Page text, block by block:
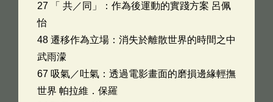
27 「 共／同」：作為後運動的實踐方案 呂佩
怡
48 遷移作為立場：消失於離散世界的時間之中
武雨濛
67 吸氣／吐氣：透過電影畫面的磨損邊緣輕撫
世界 帕拉維．保羅